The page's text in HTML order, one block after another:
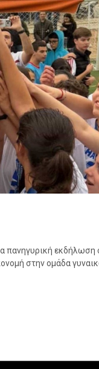
πανηγυρική εκδήλωση
στην ομάδα